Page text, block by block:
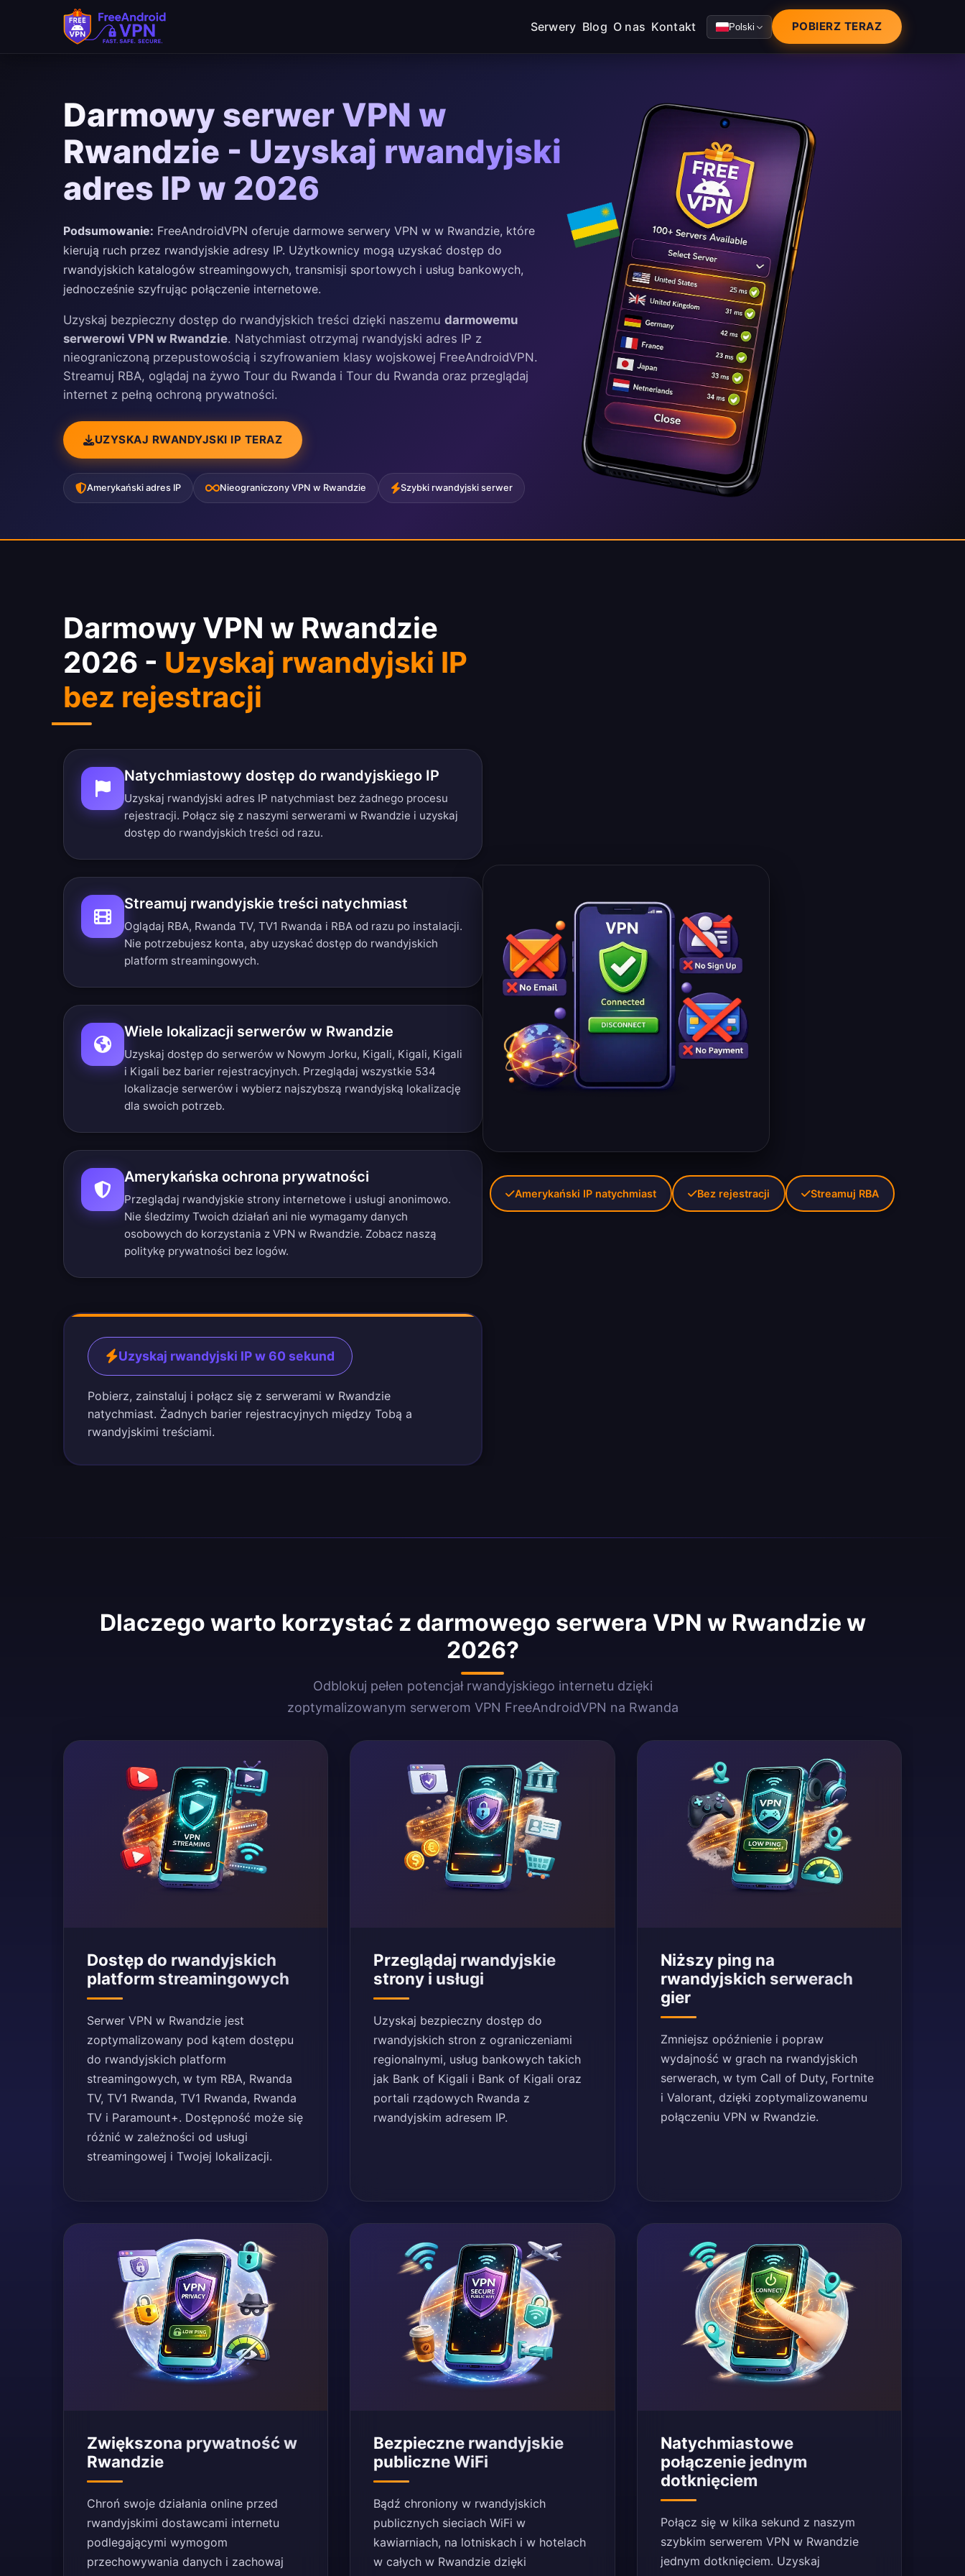
Serwery Blog O nas Kontakt Polski POBIERZ TERAZ
Darmowy serwer VPN w
Rwandzie - Uzyskaj rwandyjski
adres IP w 2026
Podsumowanie: FreeAndroidVPN oferuje darmowe serwery VPN w w Rwandzie, które
kierują ruch przez rwandyjskie adresy IP. Użytkownicy mogą uzyskać dostęp do
rwandyjskich katalogów streamingowych, transmisji sportowych i usług bankowych,
jednocześnie szyfrując połączenie internetowe.
Uzyskaj bezpieczny dostęp do rwandyjskich treści dzięki naszemu darmowemu
serwerowi VPN w Rwandzie. Natychmiast otrzymaj rwandyjski adres IP z
nieograniczoną przepustowością i szyfrowaniem klasy wojskowej FreeAndroidVPN.
Streamuj RBA, oglądaj na żywo Tour du Rwanda i Tour du Rwanda oraz przeglądaj
internet z pełną ochroną prywatności.
UZYSKAJ RWANDYJSKI IP TERAZ
Amerykański adres IP Nieograniczony VPN w Rwandzie Szybki rwandyjski serwer
Darmowy VPN w Rwandzie
2026 - Uzyskaj rwandyjski IP
bez rejestracji
Natychmiastowy dostęp do rwandyjskiego IP
Uzyskaj rwandyjski adres IP natychmiast bez żadnego procesu
rejestracji. Połącz się z naszymi serwerami w Rwandzie i uzyskaj
dostęp do rwandyjskich treści od razu.
Streamuj rwandyjskie treści natychmiast
Oglądaj RBA, Rwanda TV, TV1 Rwanda i RBA od razu po instalacji.
Nie potrzebujesz konta, aby uzyskać dostęp do rwandyjskich
platform streamingowych.
Wiele lokalizacji serwerów w Rwandzie
Uzyskaj dostęp do serwerów w Nowym Jorku, Kigali, Kigali, Kigali
i Kigali bez barier rejestracyjnych. Przeglądaj wszystkie 534
lokalizacje serwerów i wybierz najszybszą rwandyjską lokalizację
dla swoich potrzeb.
Amerykańska ochrona prywatności
Przeglądaj rwandyjskie strony internetowe i usługi anonimowo.
Nie śledzimy Twoich działań ani nie wymagamy danych
osobowych do korzystania z VPN w Rwandzie. Zobacz naszą
politykę prywatności bez logów.
Uzyskaj rwandyjski IP w 60 sekund
Pobierz, zainstaluj i połącz się z serwerami w Rwandzie
natychmiast. Żadnych barier rejestracyjnych między Tobą a
rwandyjskimi treściami.
Amerykański IP natychmiast Bez rejestracji Streamuj RBA
Dlaczego warto korzystać z darmowego serwera VPN w Rwandzie w
2026?
Odblokuj pełen potencjał rwandyjskiego internetu dzięki
zoptymalizowanym serwerom VPN FreeAndroidVPN na Rwanda
Dostęp do rwandyjskich
platform streamingowych
Serwer VPN w Rwandzie jest
zoptymalizowany pod kątem dostępu
do rwandyjskich platform
streamingowych, w tym RBA, Rwanda
TV, TV1 Rwanda, TV1 Rwanda, Rwanda
TV i Paramount+. Dostępność może się
różnić w zależności od usługi
streamingowej i Twojej lokalizacji.
Przeglądaj rwandyjskie
strony i usługi
Uzyskaj bezpieczny dostęp do
rwandyjskich stron z ograniczeniami
regionalnymi, usług bankowych takich
jak Bank of Kigali i Bank of Kigali oraz
portali rządowych Rwanda z
rwandyjskim adresem IP.
Niższy ping na
rwandyjskich serwerach
gier
Zmniejsz opóźnienie i popraw
wydajność w grach na rwandyjskich
serwerach, w tym Call of Duty, Fortnite
i Valorant, dzięki zoptymalizowanemu
połączeniu VPN w Rwandzie.
Zwiększona prywatność w
Rwandzie
Chroń swoje działania online przed
rwandyjskimi dostawcami internetu
podlegającymi wymogom
przechowywania danych i zachowaj
Bezpieczne rwandyjskie
publiczne WiFi
Bądź chroniony w rwandyjskich
publicznych sieciach WiFi w
kawiarniach, na lotniskach i w hotelach
w całych w Rwandzie dzięki
Natychmiastowe
połączenie jednym
dotknięciem
Połącz się w kilka sekund z naszym
szybkim serwerem VPN w Rwandzie
jednym dotknięciem. Uzyskaj